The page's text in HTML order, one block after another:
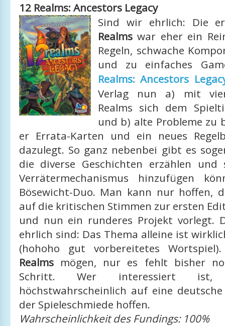
12 Realms: Ancestors Legacy
Sind wir ehrlich: Die
Realmswar eher ein
Regeln, schwache
und zu einfaches
Realms: Ancestors
Verlag nun a) mit
Realms sich dem
und b) alte Probleme zu
er Errata-Karten und ein neues
dazulegt. So ganz nebenbei gibt es
die diverse Geschichten erzählen
Verrätermechanismus hinzufügen
Bösewicht-Duo. Man kann nur hoffen,
auf die kritischen Stimmen zur ersten
und nun ein runderes Projekt vorlegt.
ehrlich sind: Das Thema alleine ist
(hohoho gut vorbereitetes
Realmsmögen, nur es fehlt bisher
Schritt. Wer interessiert
höchstwahrscheinlich auf eine
der Spieleschmiede hoffen.
Wahrscheinlichkeit des Fundings: 100%